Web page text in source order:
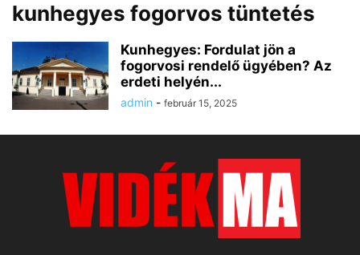
kunhegyes fogorvos tüntetés
Kunhegyes: Fordulat jön a
fogorvosi rendelő ügyében? Az
erdeti helyén...
admin - február 15, 2025